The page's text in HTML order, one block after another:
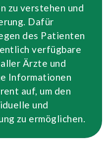
zu verstehen und
Dafür
des Patienten
verfügbare
Ärzte und
Informationen
auf, um den
und
zu ermöglichen.